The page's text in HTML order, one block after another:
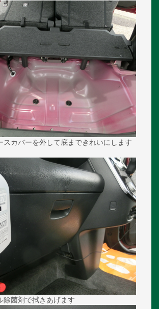
スカバーを外して底まできれいにします
除菌剤で拭きあげます